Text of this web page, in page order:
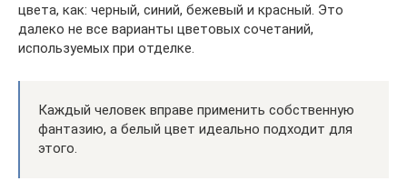
цвета, как: черный, синий, бежевый и красный. Это
далеко не все варианты цветовых сочетаний,
используемых при отделке.
Каждый человек вправе применить собственную
фантазию, а белый цвет идеально подходит для
этого.